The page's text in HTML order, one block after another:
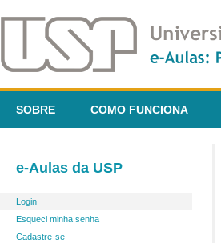
SOBRE COMO FUNCIONA
e-Aulas da USP
Login
Esqueci minha senha
Cadastre-se